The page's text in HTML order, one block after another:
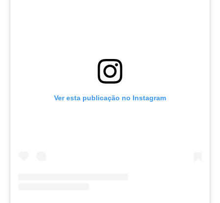
Ver esta publicação no Instagram